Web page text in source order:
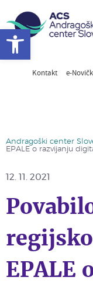
Kontakt e-
Andragoški center
EPALE o razvijanju
12. 11. 2021
EPALE
Open toolbar